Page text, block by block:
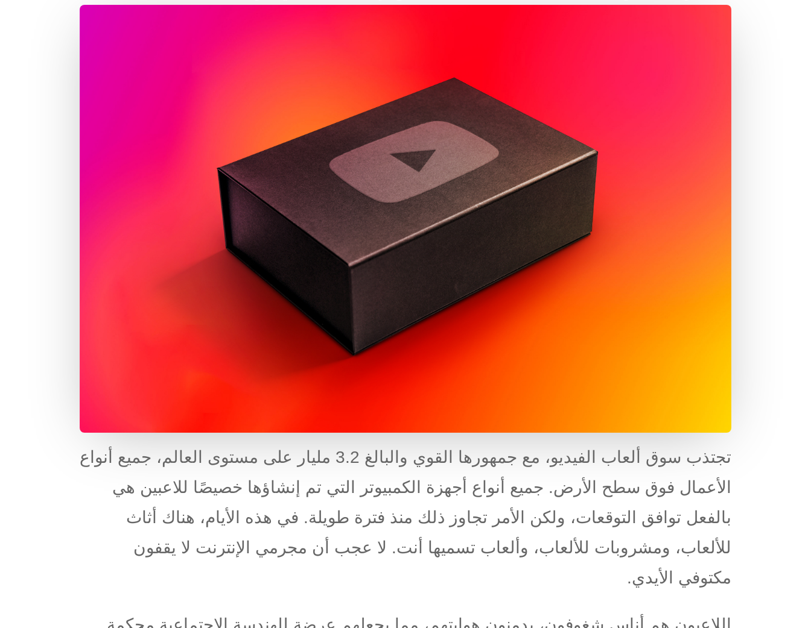
تجتذب سوق ألعاب الفيديو، مع جمهورها القوي والبالغ 3.2 مليار على مستوى العالم، جميع أنواع
الأعمال فوق سطح الأرض. جميع أنواع أجهزة الكمبيوتر التي تم إنشاؤها خصيصًا للاعبين هي
بالفعل توافق التوقعات، ولكن الأمر تجاوز ذلك منذ فترة طويلة. في هذه الأيام، هناك أثاث
للألعاب، ومشروبات للألعاب، وألعاب تسميها أنت. لا عجب أن مجرمي الإنترنت لا يقفون
مكتوفي الأيدي.